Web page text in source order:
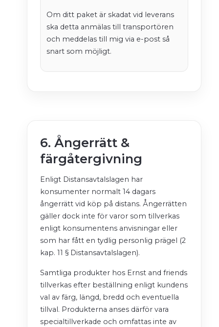
Om ditt paket är skadat vid leverans
ska detta anmälas till transportören
och meddelas till mig via e-post så
snart som möjligt.
6. Ångerrätt &
färgåtergivning
Enligt Distansavtalslagen har
konsumenter normalt 14 dagars
ångerrätt vid köp på distans. Ångerrätten
gäller dock inte för varor som tillverkas
enligt konsumentens anvisningar eller
som har fått en tydlig personlig prägel (2
kap. 11 § Distansavtalslagen).
Samtliga produkter hos Ernst and friends
tillverkas efter beställning enligt kundens
val av färg, längd, bredd och eventuella
tillval. Produkterna anses därför vara
specialtillverkade och omfattas inte av